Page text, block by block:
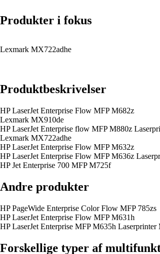
Produkter i fokus
Lexmark MX722adhe
Produktbeskrivelser
HP LaserJet Enterprise Flow MFP M682z
Lexmark MX910de
HP LaserJet Enterprise flow MFP M880z
Lexmark MX722adhe
HP LaserJet Enterprise Flow MFP M632z
HP LaserJet Enterprise Flow MFP M636z
HP Jet Enterprise 700 MFP M725f
Andre produkter
HP PageWide Enterprise Color Flow MFP 785zs
HP LaserJet Enterprise Flow MFP M631h
HP LaserJet Enterprise MFP M635h
Forskellige typer af